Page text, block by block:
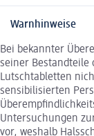
Warnhinweise
Bei bekannter
seiner Bestandteile
Lutschtabletten
sensibilisierten
Untersuchungen
vor, weshalb